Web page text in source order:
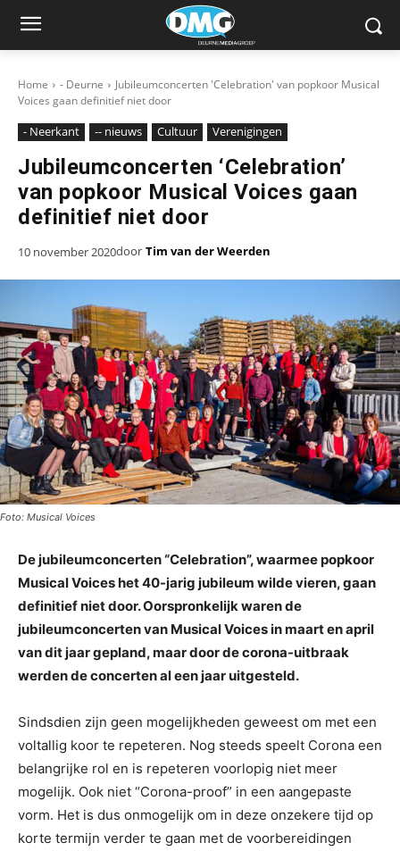
Home - Deurne
Jubileumconcerten 'Celebration' van popkoor Musical
Voices gaan definitief niet door
- Neerkant -- nieuws Cultuur Verenigingen
Jubileumconcerten ‘Celebration’
van popkoor Musical Voices gaan
definitief niet door
10 november 2020door Tim van der Weerden
Foto: Musical Voices
De jubileumconcerten “Celebration”, waarmee popkoor
Musical Voices het 40-jarig jubileum wilde vieren, gaan
definitief niet door. Oorspronkelijk waren de
jubileumconcerten van Musical Voices in maart en april
van dit jaar gepland, maar door de corona-uitbraak
werden de concerten al een jaar uitgesteld.
Sindsdien zijn geen mogelijkheden geweest om met een
voltallig koor te repeteren. Nog steeds speelt Corona een
belangrijke rol en is repeteren voorlopig niet meer
mogelijk. Ook niet “Corona-proof” in een aangepaste
vorm. Het is dus onmogelijk om in deze onzekere tijd op
korte termijn verder te gaan met de voorbereidingen